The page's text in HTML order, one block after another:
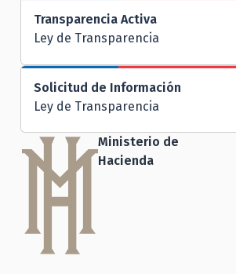
Transparencia Activa
Ley de Transparencia
Solicitud de Información
Ley de Transparencia
Ministerio de
Hacienda